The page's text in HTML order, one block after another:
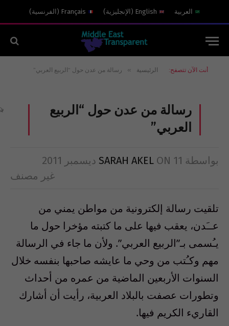
العربية English
( الإنجليزية)
Français
( الفرنسية)
أنت الآن تتصفح: الرئيسية » رسالة من عدن حول “الربيع العربي”
رسالة من عدن حول “الربيع
العربي”
بواسطة SARAH AKEL ON 11 ديسمبر 2011
غير مصنف
تلقيت رسالة إلكترونية من مواطن يمني من
عــَدن، يعقب فيها على ما كتبته مؤخرا حول ما
يـُسمى بـ”الربيع العربي”. ولأن ما جاء في الرسالة
مهم وكـُتب من وحي ما عايشه صاحبها بنفسه خلال
السنوات الأربعين الماضية من عمره من أحداث
وتطورات عصفت بالبلاد العربية، رأيت أن أشارك
القاريء الكريم فيها.